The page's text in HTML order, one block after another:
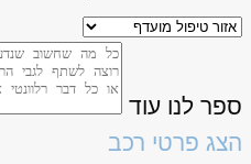
ספר לנו עוד
הצג פרטי רכב